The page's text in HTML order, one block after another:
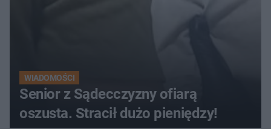
WIADOMOŚCI
Senior z Sądecczyzny ofiarą
oszusta. Stracił dużo pieniędzy!